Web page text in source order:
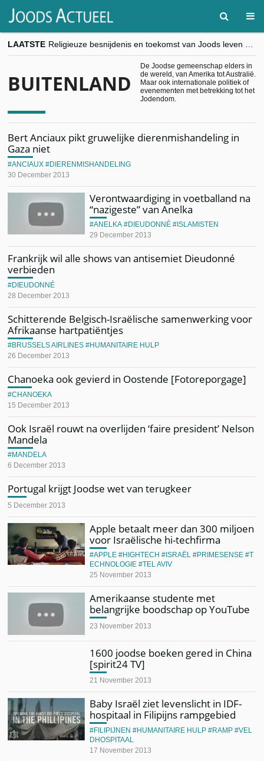
LAATSTE
“Besnijdenisdebat toont hoe moeilijk seculiere Westen minderheden begrijpt”, Jinnih Beels (Vooruit)
CITYTRIP | ROEMENIË – Boekarest: de verrassing van Oost-Europa
“Vandaag zit elke Jood in België op de beklaagdenbank”
goKosher lanceert nieuwe website en samenwerking met Mishpacha voor kosher travel en simchas wereldwijd
BUITENLAND
De Joodse gemeenschap elders in
de wereld, van Amerika tot Australië.
Maar ook internationale politiek of
evenementen met betrekking tot het
Jodendom.
Bert Anciaux pikt gruwelijke dierenmishandeling in
Gaza niet
30 December 2013
ANCIAUX DIERENMISHANDELING
Verontwaardiging in voetballand na
“nazigeste” van Anelka
29 December 2013
ANELKA DIEUDONNÉ ISLAMISTEN
Frankrijk wil alle shows van antisemiet Dieudonné
verbieden
28 December 2013
DIEUDONNÉ
Schitterende Belgisch-Israëlische samenwerking voor
Afrikaanse hartpatiëntjes
26 December 2013
BRUSSELS AIRLINES HUMANITAIRE HULP
Chanoeka ook gevierd in Oostende [Fotoreporgage]
15 December 2013
CHANOEKA
Ook Israël rouwt na overlijden ‘faire president’ Nelson
Mandela
6 December 2013
MANDELA
Portugal krijgt Joodse wet van terugkeer
5 December 2013
Apple betaalt meer dan 300 miljoen
voor Israëlische hi-techfirma
25 November 2013
APPLE HIGHTECH ISRAËL PRIMESENSE
T
ECHNOLOGIE
TEL AVIV
Amerikaanse studente met
belangrijke boodschap op YouTube
23 November 2013
1600 joodse boeken gered in China
[spirit24 TV]
21 November 2013
Baby Israël ziet levenslicht in IDF-
hospitaal in Filipijns rampgebied
17 November 2013
FILIPIJNEN HUMANITAIRE HULP RAMP
VEL
DHOSPITAAL